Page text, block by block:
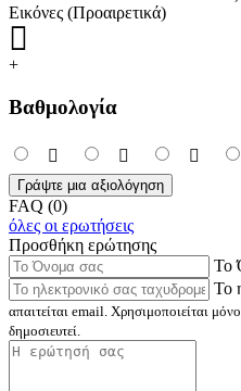
Εικόνες (Προαιρετικά)
+
Βαθμολογία
Γράψτε μια αξιολόγηση
FAQ (0)
όλες οι ερωτήσεις
Προσθήκη ερώτησης
Το
Το
απαιτείται email. Χρησιμοποιείται
δημοσιευτεί.